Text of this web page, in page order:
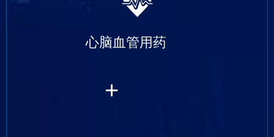
心脑血管用药
+